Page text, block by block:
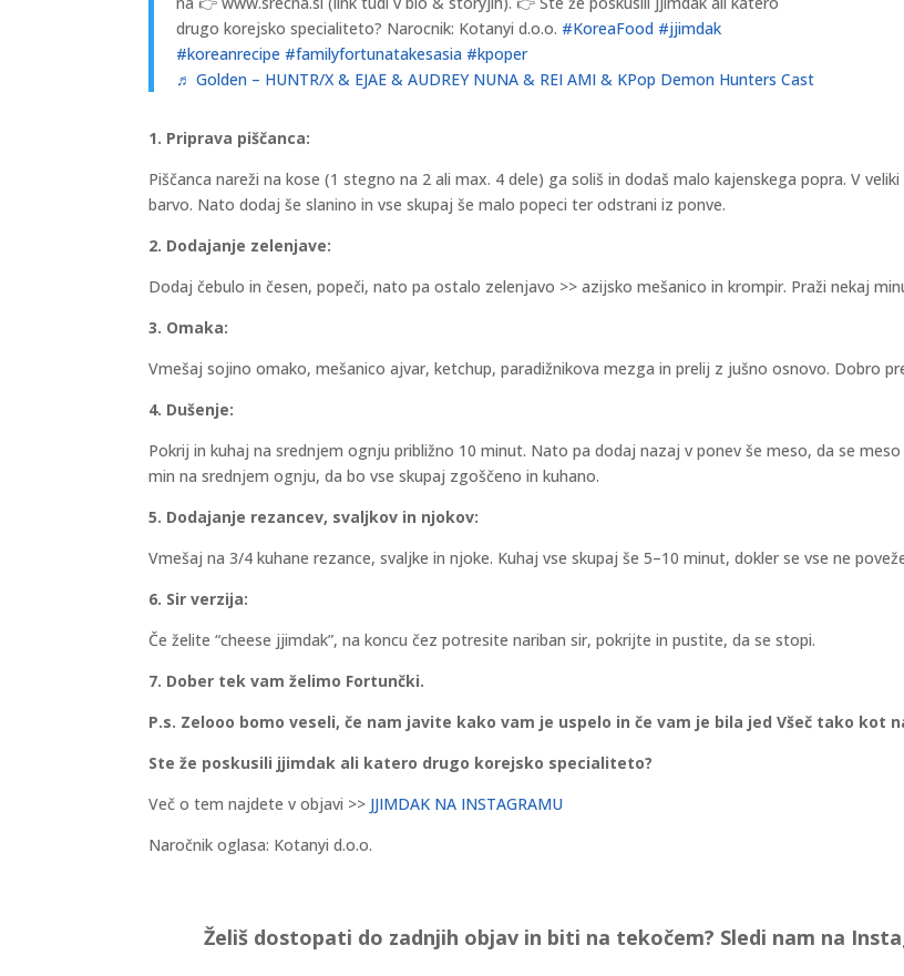
drugo korejsko specialiteto? Narocnik: Kotanyi d.o.o. #KoreaFood #jjimdak
#koreanrecipe #familyfortunatakesasia #kpoper
♬ Golden – HUNTR/X & EJAE & AUDREY NUNA & REI AMI & KPop Demon Hunters Cast
1. Priprava piščanca:
Piščanca nareži na kose (1 stegno na 2 ali max. 4 dele) ga soliš in dodaš malo kajenskega popra. V
barvo. Nato dodaj še slanino in vse skupaj še malo popeci ter odstrani iz ponve.
2. Dodajanje zelenjave:
Dodaj čebulo in česen, popeči, nato pa ostalo zelenjavo >> azijsko mešanico in krompir. Praži nekaj
3. Omaka:
Vmešaj sojino omako, mešanico ajvar, ketchup, paradižnikova mezga in prelij z jušno osnovo. Dobro
4. Dušenje:
Pokrij in kuhaj na srednjem ognju približno 10 minut. Nato pa dodaj nazaj v ponev še meso, da se
min na srednjem ognju, da bo vse skupaj zgoščeno in kuhano.
5. Dodajanje rezancev, svaljkov in njokov:
Vmešaj na 3/4 kuhane rezance, svaljke in njoke. Kuhaj vse skupaj še 5–10 minut, dokler se vse ne
6. Sir verzija:
Če želite “cheese jjimdak”, na koncu čez potresite nariban sir, pokrijte in pustite, da se stopi.
7. Dober tek vam želimo Fortunčki.
P.s. Zelooo bomo veseli, če nam javite kako vam je uspelo in če vam je bila jed Všeč tako kot
Ste že poskusili jjimdak ali katero drugo korejsko specialiteto?
Več o tem najdete v objavi >> JJIMDAK NA INSTAGRAMU
Naročnik oglasa: Kotanyi d.o.o.
Želiš dostopati do zadnjih objav in biti na tekočem? Sledi nam na